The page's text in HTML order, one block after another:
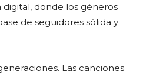
digital, donde los géneros
de seguidores sólida y
Las canciones